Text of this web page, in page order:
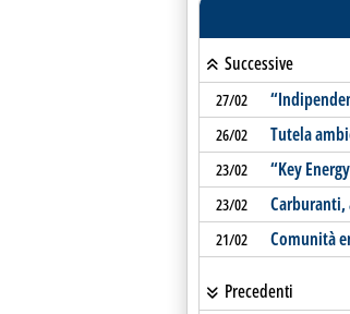
Successive
27/02
26/02 Tutela
23/02 “Key
23/02 Carburanti,
21/02 Comunità
Precedenti